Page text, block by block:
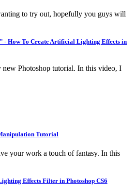
to try out, hopefully you guys will
- How To Create Artificial Lighting Effects in
Photoshop tutorial. In this video, I
Tutorial
your work a touch of fantasy. In this
Effects Filter in Photoshop CS6